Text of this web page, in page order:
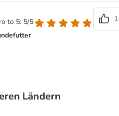
to 5: 5/5
1
Ländern